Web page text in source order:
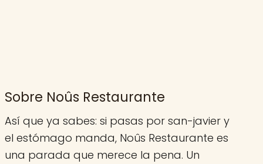
Sobre Noûs Restaurante
Así que ya sabes: si pasas por san-javier y
el estómago manda, Noûs Restaurante es
una parada que merece la pena. Un